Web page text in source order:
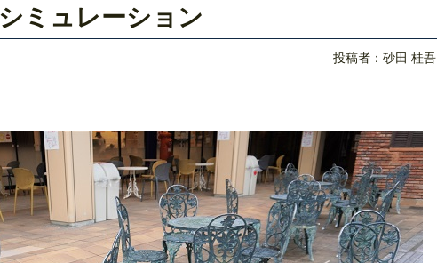
ミュレーション
投稿者：砂田 桂吾